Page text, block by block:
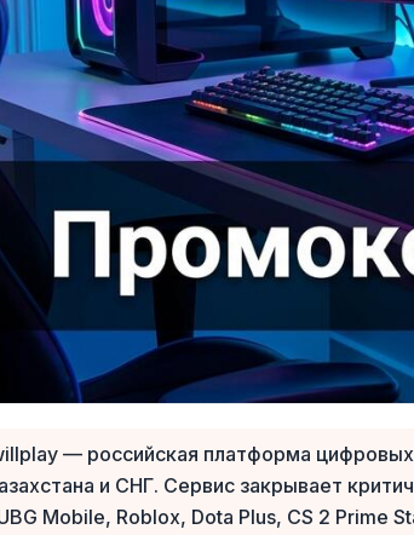
— российская платформа
и СНГ. Сервис закрывает
Mobile, Roblox, Dota Plus, CS 2 Prime